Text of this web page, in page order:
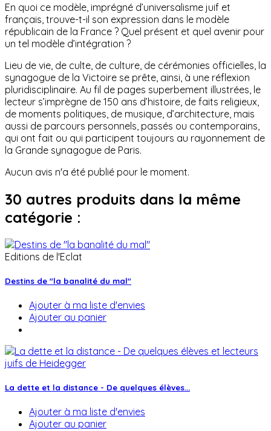
En quoi ce modèle, imprégné d’universalisme juif et
français, trouve-t-il son expression dans le modèle
républicain de la France ? Quel présent et quel avenir pour
un tel modèle d’intégration ?
Lieu de vie, de culte, de culture, de cérémonies officielles, la
synagogue de la Victoire se prête, ainsi, à une réflexion
pluridisciplinaire. Au fil de pages superbement illustrées, le
lecteur s’imprègne de 150 ans d’histoire, de faits religieux,
de moments politiques, de musique, d’architecture, mais
aussi de parcours personnels, passés ou contemporains,
qui ont fait ou qui participent toujours au rayonnement de
la Grande synagogue de Paris.
Aucun avis n'a été publié pour le moment.
30 autres produits dans la même
catégorie :
Editions de l'Eclat
Destins de "la banalité du mal"
Ajouter à ma liste d'envies
Ajouter au panier
La dette et la distance - De quelques élèves...
Ajouter à ma liste d'envies
Ajouter au panier